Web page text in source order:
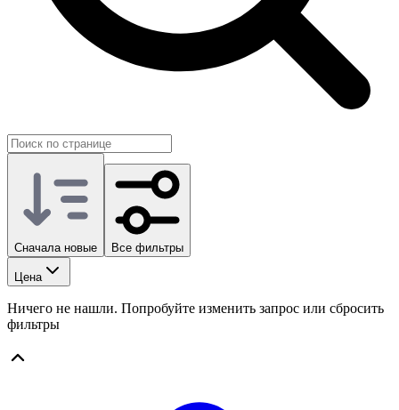
Сначала новые Все фильтры
Цена
Ничего не нашли. Попробуйте изменить запрос или сбросить
фильтры